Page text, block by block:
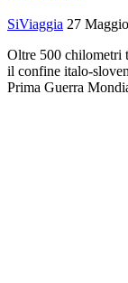
SiViaggia 27
Oltre 500 chilometri
il confine italo-
Prima Guerra